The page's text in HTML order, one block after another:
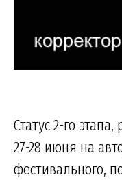
Статус 2-го
27-28 июня на
фестивального,